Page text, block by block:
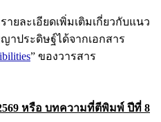
ะเอียดเพิ่มเติมเกี่ยวกับแนว
ประดิษฐ์ได้จากเอกสาร
” ของวารสาร
หรือ บทความที่ตีพิมพ์ ปีที่ 8